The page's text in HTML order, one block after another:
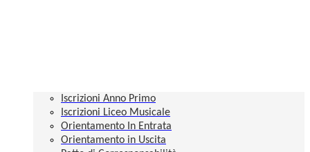
Iscrizioni Anno Primo
Iscrizioni Liceo Musicale
Orientamento In Entrata
Orientamento in Uscita